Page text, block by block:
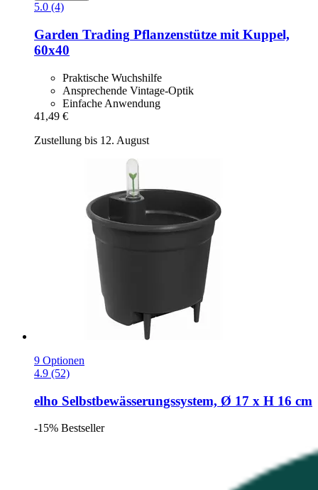
5.0 (4)
Garden Trading Pflanzenstütze mit Kuppel,
60x40
Praktische Wuchshilfe
Ansprechende Vintage-Optik
Einfache Anwendung
41,49 €
Zustellung bis 12. August
9 Optionen
4.9 (52)
elho Selbstbewässerungssystem, Ø 17 x H 16 cm
-15% Bestseller